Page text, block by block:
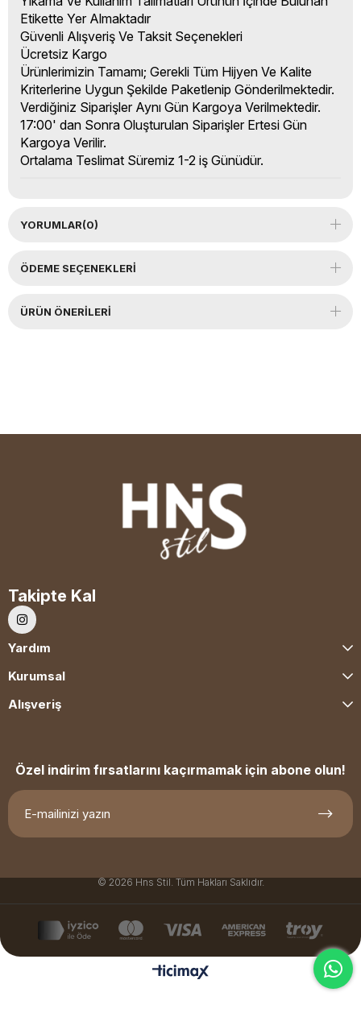
Etikette Yer Almaktadır
Güvenli Alışveriş Ve Taksit Seçenekleri
Ücretsiz Kargo
Ürünlerimizin Tamamı; Gerekli Tüm Hijyen Ve Kalite
Kriterlerine Uygun Şekilde Paketlenip Gönderilmektedir.
Verdiğiniz Siparişler Aynı Gün Kargoya Verilmektedir.
17:00' dan Sonra Oluşturulan Siparişler Ertesi Gün
Kargoya Verilir.
Ortalama Teslimat Süremiz 1-2 iş Günüdür.
YORUMLAR(0)
ÖDEME SEÇENEKLERI
ÜRÜN ÖNERILERI
Takipte Kal
Yardım
Kurumsal
Alışveriş
Özel indirim fırsatlarını kaçırmamak için abone olun!
© 2026 Hns Stil. Tüm Hakları Saklıdır.